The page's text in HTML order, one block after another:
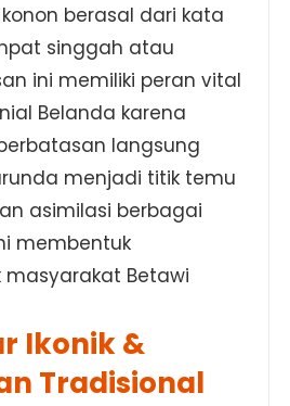
berasal dari kata
singgah atau
ini memiliki peran vital
Belanda karena
langsung
menjadi titik temu
asimilasi berbagai
membentuk
masyarakat Betawi
Ikonik &
Tradisional